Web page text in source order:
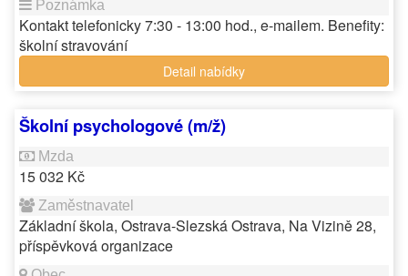
Kontakt telefonicky 7:30 - 13:00 hod., e-mailem. Benefity:
školní stravování
Detail nabídky
Školní psychologové (m/ž)
15 032 Kč
Základní škola, Ostrava-Slezská Ostrava, Na Vizině 28,
příspěvková organizace